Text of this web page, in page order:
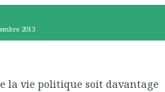
2013
la vie politique soit davantage